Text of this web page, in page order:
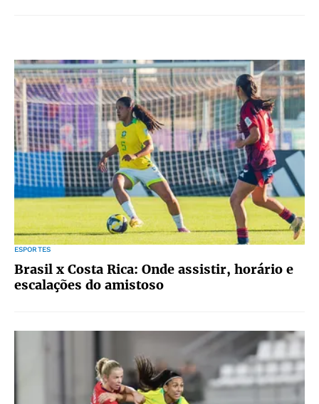
ESPORTES
Brasil x Costa Rica: Onde assistir, horário e
escalações do amistoso